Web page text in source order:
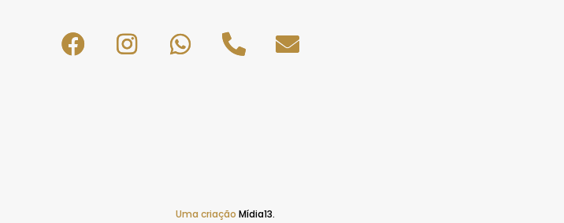
Uma criaçãoMídia13.